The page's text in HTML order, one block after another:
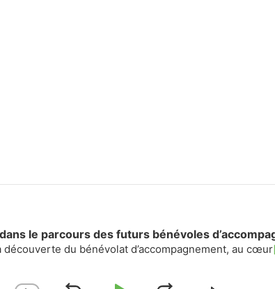
le parcours des futurs bénévoles
du bénévolat d’accompagnement, au cœur